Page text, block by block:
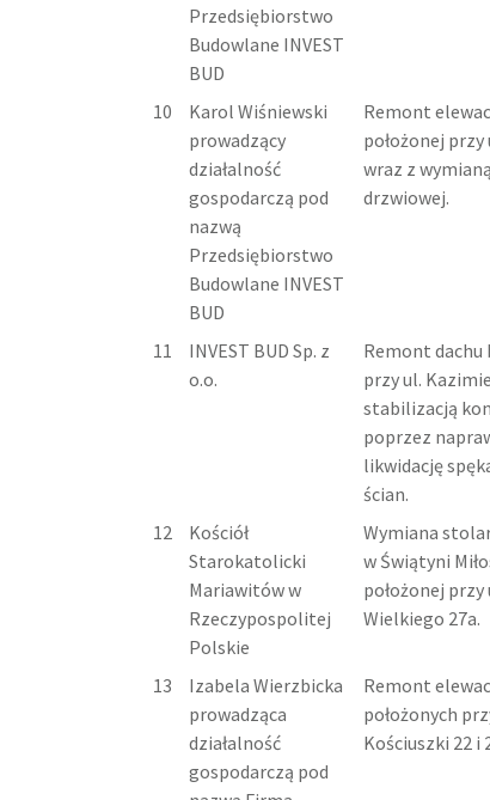
Przedsiębiorstwo
Budowlane INVEST
BUD
10
Karol Wiśniewski
prowadzący
działalność
gospodarczą pod
nazwą
Przedsiębiorstwo
Budowlane INVEST
BUD
Remont
położonej
wraz z
drzwiowej.
11
INVEST BUD Sp. z
o.o.
Remont dachu
przy ul.
stabilizacją
poprzez
likwidację
ścian.
12
Kościół
Starokatolicki
Mariawitów w
Rzeczypospolitej
Polskie
Wymiana
w Świątyni
położonej
Wielkiego 27a.
13
Izabela Wierzbicka
prowadząca
działalność
gospodarczą pod
Remont
położonych
Kościuszki 22 i